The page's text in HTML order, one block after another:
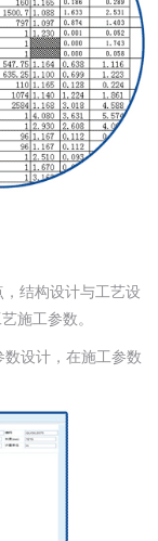
结构设计与工艺设
施工参数。
设计，在施工参数